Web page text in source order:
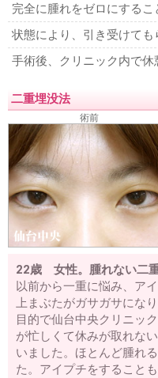
完全に腫れをゼロにするこ
状態により、引き受けても
手術後、クリニック内で休
二重埋没法
術前
22歳 女性。腫れない二
以前から一重に悩み、ア
上まぶたがガサガサにな
目的で仙台中央クリニッ
が忙しくて休みが取れな
いました。ほとんど腫れ
た。アイプチをすること